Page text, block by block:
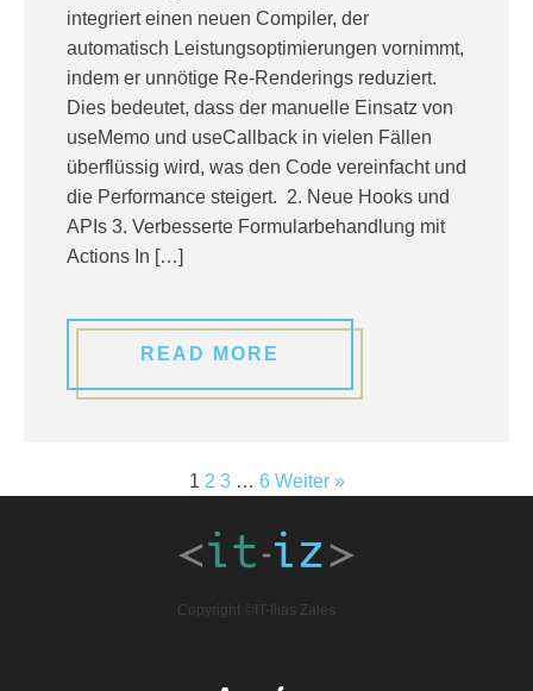
integriert einen neuen Compiler, der
automatisch Leistungsoptimierungen vornimmt,
indem er unnötige Re-Renderings reduziert.
Dies bedeutet, dass der manuelle Einsatz von
useMemo und useCallback in vielen Fällen
überflüssig wird, was den Code vereinfacht und
die Performance steigert. ​ 2. Neue Hooks und
APIs 3. Verbesserte Formularbehandlung mit
Actions In […]
READ MORE
1 2 3 … 6 Weiter »
Copyright ©IT-Ilias Zales